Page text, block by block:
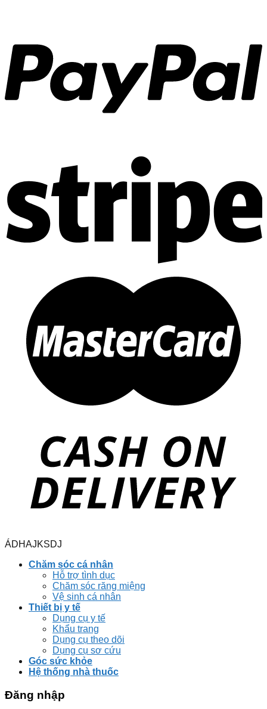
ÁDHAJKSDJ
Chăm sóc cá nhân
Hỗ trợ tình dục
Chăm sóc răng miệng
Vệ sinh cá nhân
Thiết bị y tế
Dụng cụ y tế
Khẩu trang
Dụng cụ theo dõi
Dụng cụ sơ cứu
Góc sức khỏe
Hệ thống nhà thuốc
Đăng nhập